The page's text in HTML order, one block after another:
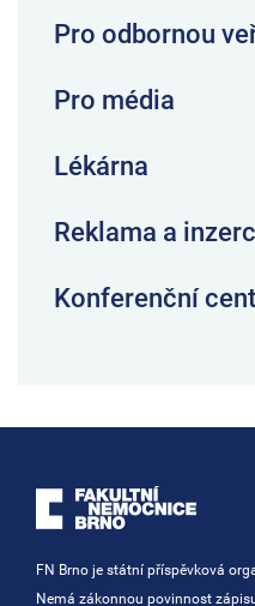
Pro odbornou
Pro média
Lékárna
Reklama a
Konferenční
FN Brno je státní příspěvková
Nemá zákonnou povinnost